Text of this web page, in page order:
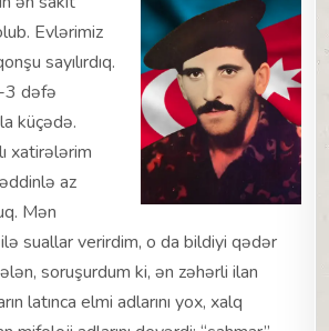
Evlərimiz
sayılırdıq.
3 dəfə
küçədə.
xatirələrim
az
Mən
suallar verirdim, o da bildiyi qədər
soruşurdum ki, ən zəhərli ilan
latınca elmi adlarını yox, xalq